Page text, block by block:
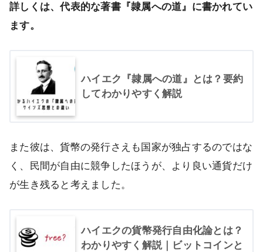
詳しくは、代表的な著書『隷属への道』に書かれてい
ます。
ハイエク『隷属への道』とは？要約
してわかりやすく解説
また彼は、貨幣の発行さえも国家が独占するのではな
く、民間が自由に競争したほうが、より良い通貨だけ
が生き残ると考えました。
ハイエクの貨幣発行自由化論とは？
わかりやすく解説｜ビットコインと